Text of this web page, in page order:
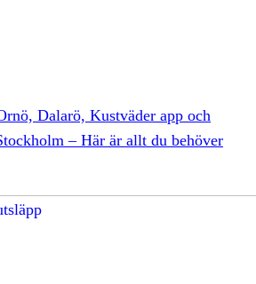
Dalarö, Kustväder app och
– Här är allt du behöver